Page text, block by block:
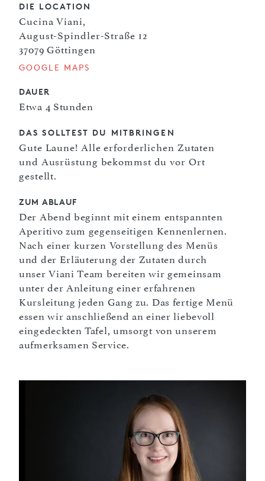
DIE LOCATION
Cucina Viani,
August-Spindler-Straße 12
37079 Göttingen
GOOGLE MAPS
DAUER
Etwa 4 Stunden
DAS SOLLTEST DU MITBRINGEN
Gute Laune! Alle erforderlichen Zutaten
und Ausrüstung bekommst du vor Ort
gestellt.
ZUM ABLAUF
Der Abend beginnt mit einem entspannten
Aperitivo zum gegenseitigen Kennenlernen.
Nach einer kurzen Vorstellung des Menüs
und der Erläuterung der Zutaten durch
unser Viani Team bereiten wir gemeinsam
unter der Anleitung einer erfahrenen
Kursleitung jeden Gang zu. Das fertige Menü
essen wir anschließend an einer liebevoll
eingedeckten Tafel, umsorgt von unserem
aufmerksamen Service.